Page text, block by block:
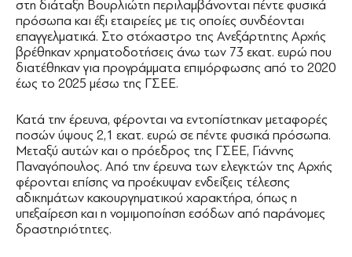
στη διάταξη Βουρλιώτη περιλαμβάνονται πέντε φυσικά
πρόσωπα και έξι εταιρείες με τις οποίες συνδέονται
επαγγελματικά. Στο στόχαστρο της Ανεξάρτητης Αρχής
βρέθηκαν χρηματοδοτήσεις άνω των 73 εκατ. ευρώ που
διατέθηκαν για προγράμματα επιμόρφωσης από το 2020
έως το 2025 μέσω της ΓΣΕΕ.
Κατά την έρευνα, φέρονται να εντοπίστηκαν μεταφορές
ποσών ύψους 2,1 εκατ. ευρώ σε πέντε φυσικά πρόσωπα.
Μεταξύ αυτών και ο πρόεδρος της ΓΣΕΕ, Γιάννης
Παναγόπουλος. Από την έρευνα των ελεγκτών της Αρχής
φέρονται επίσης να προέκυψαν ενδείξεις τέλεσης
αδικημάτων κακουργηματικού χαρακτήρα, όπως η
υπεξαίρεση και η νομιμοποίηση εσόδων από παράνομες
δραστηριότητες.